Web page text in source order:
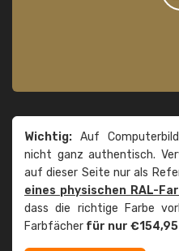
Wichtig: Auf
nicht ganz authentisch.
auf dieser Seite nur als
eines physischen RAL-
dass die richtige Farbe
Farbfächer für nur €154,95